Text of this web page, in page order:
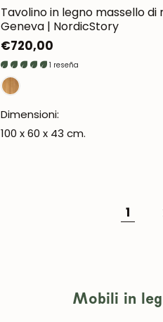
Tavolino in legno massello di
Geneva | NordicStory
Prezzo
normale
€720,00
1 reseña
Dimensioni:
100 x 60 x 43 cm.
1
Mobili in